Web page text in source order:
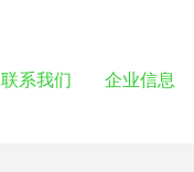
联系我们 企业信息